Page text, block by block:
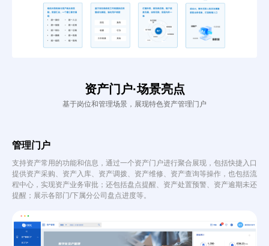
资产门户·场景亮点
基于岗位和管理场景，展现特色资产管理门户
管理门户
支持资产常用的功能和信息，通过一个资产门户进行聚合展现，包括快捷入口
提供资产采购、资产入库、资产调拨、资产维修、资产查询等操作，也包括流
程中心，实现资产业务审批；还包括盘点提醒、资产处置预警、资产逾期未还
提醒；展示各部门/下属分公司盘点进度等。